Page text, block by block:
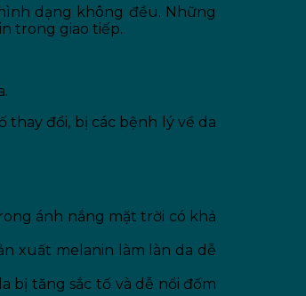
dạng không đều. Những
trong giao tiếp.
thay đổi, bị các bệnh lý về da
ánh nắng mặt trời có khả
xuất melanin làm làn da dễ
bị tăng sắc tố và dễ nổi đốm